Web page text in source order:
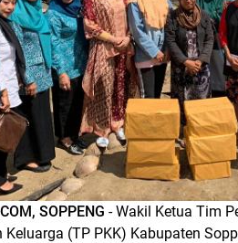
SOPPENG - Wakil Ketua Tim
Keluarga (TP PKK) Kabupaten